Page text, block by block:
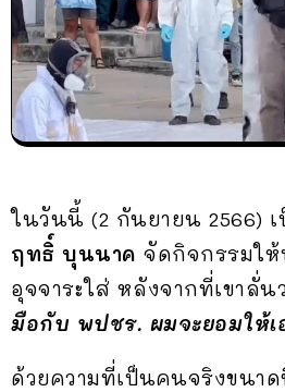
ในวันนี้ (2 กันยายน 2566)
ฤทธิ์ บุนนาค จัดกิจกรรมให้
อุจจาระใส่ หลังจากที่เขาลั่น
มือกับ พปชร. ผมจะยอมให้เ
ด้วยความที่เป็นคนจริงขนา